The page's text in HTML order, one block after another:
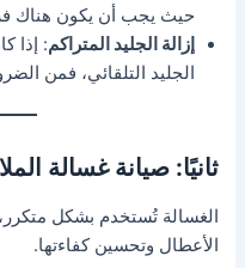
حيث يجب أن يكون هناك
إزالة الجليد المتراكم: إذا
الجليد التلقائي، فمن
ثانيًا: صيانة غسالة
الغسالة تُستخدم بشكل
الأعطال وتحسين كفاءتها.